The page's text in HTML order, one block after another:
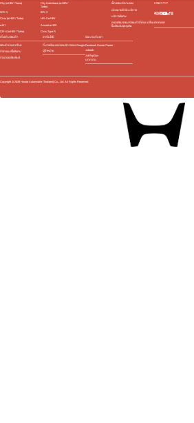
City (e:HEV / Turbo)
City Hatchback (e:HEV /
Turbo)
WR-V
BR-V
Civic (e:HEV / Turbo)
HR-V e:HEV
e:N1
Accord e:HEV
CR-V (e:HEV / Turbo)
Civic Type R
เช็กรถยนต์ตามระยะ
นัดหมายเข้ารับบริการ
บริการพิเศษ
ตรวจสอบรถยนต์ฮอนด้าที่ต้อง เปลี่ยน
ชิ้นส่วนในชุดถุงลม
0 2341 7777
ติดต่อเรา
เกี่ยวกับฮอนด้า
ฮอนด้าประเทศไทย
กิจกรรมเพื่อสังคม
ข่าวประชาสัมพันธ์
เทคโนโลยี
ที่มาพร้อมแอปและบริการของ Google
ผู้จำหน่าย
ร่วมงานกับเรา
Facebook Honda Career
Jobsdb
JobTopGun
บทความ
Copyright ©2026Honda Automobile (Thailand) Co., Ltd. All Rights Reserved.